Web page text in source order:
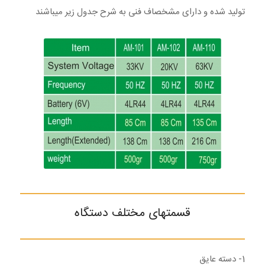
تولید شده و دارای مشخصاف فنی به شرح جدول زیر میباشند
قسمتهای مختلف دستگاه
1- دسته عایق